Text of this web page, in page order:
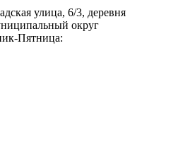
улица, 6/3, деревня
округ
Пятница: